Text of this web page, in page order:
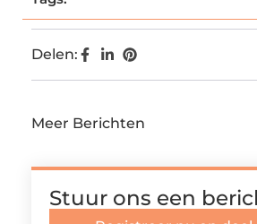
Delen:
Meer Berichten
Stuur ons een